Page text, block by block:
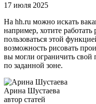
17 июля 2025
На hh.ru можно искать
например, хотите
пользоваться этой
возможность рисовать
вы могли ограничить свой
по заданной зоне.
Арина Шустаева
автор статей